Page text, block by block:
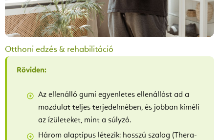
Otthoni edzés & rehabilitáció
Röviden:
Az ellenálló gumi egyenletes ellenállást ad a
mozdulat teljes terjedelmében, és jobban kíméli
az ízületeket, mint a súlyzó.
Három alaptípus létezik: hosszú szalag (Thera-